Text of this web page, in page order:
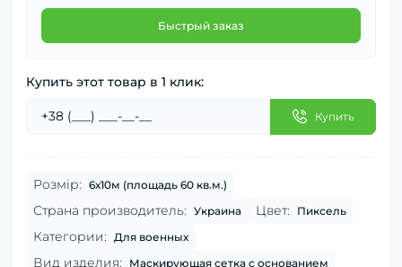
Быстрый заказ
Купить этот товар в 1 клик:
Купить
Розмір: 6х10м (площадь 60 кв.м.)
Страна производитель: Украина Цвет: Пиксель
Категории: Для военных
Вид изделия: Маскирующая сетка с основанием